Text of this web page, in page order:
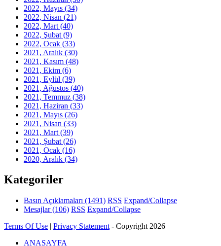
2022, Mayıs (34)
2022, Nisan (21)
2022, Mart (40)
2022, Şubat (9)
2022, Ocak (33)
2021, Aralık (30)
2021, Kasım (48)
2021, Ekim (6)
2021, Eylül (39)
2021, Ağustos (40)
2021, Temmuz (38)
2021, Haziran (33)
2021, Mayıs (26)
2021, Nisan (33)
2021, Mart (39)
2021, Şubat (26)
2021, Ocak (16)
2020, Aralık (34)
Kategoriler
Basın Açıklamaları (1491) RSS Expand/Collapse
Mesajlar(106) RSS Expand/Collapse
Terms Of Use | Privacy Statement - Copyright 2026
ANASAYFA